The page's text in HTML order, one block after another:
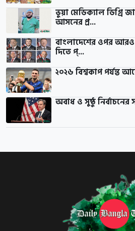
ভুয়া মেডিক্যাল ডিগ্রি
আসনের প্র...
বাংলাদেশের ওপর আরও
দিতে প্...
২০২৬ বিশ্বকাপ পর্যন্ত
অবাধ ও সুষ্ঠু নির্বাচনের